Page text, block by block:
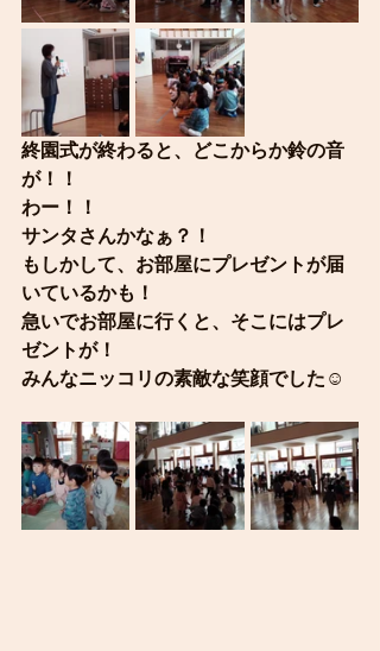
終園式が終わると、どこからか鈴の音
が！！
わー！！
サンタさんかなぁ？！
もしかして、お部屋にプレゼントが届
いているかも！
急いでお部屋に行くと、そこにはプレ
ゼントが！
みんなニッコリの素敵な笑顔でした☺